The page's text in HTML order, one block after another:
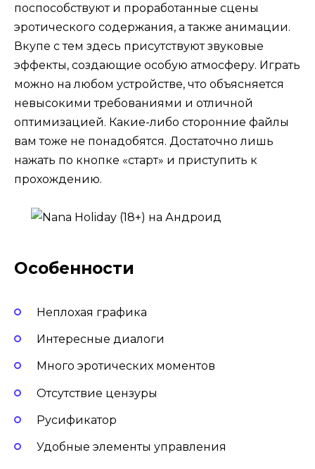
поспособствуют и проработанные сцены
эротического содержания, а также анимации.
Вкупе с тем здесь присутствуют звуковые
эффекты, создающие особую атмосферу. Играть
можно на любом устройстве, что объясняется
невысокими требованиями и отличной
оптимизацией. Какие-либо сторонние файлы
вам тоже не понадобятся. Достаточно лишь
нажать по кнопке «старт» и приступить к
прохождению.
Особенности
Неплохая графика
Интересные диалоги
Много эротических моментов
Отсутствие цензуры
Русификатор
Удобные элементы управления